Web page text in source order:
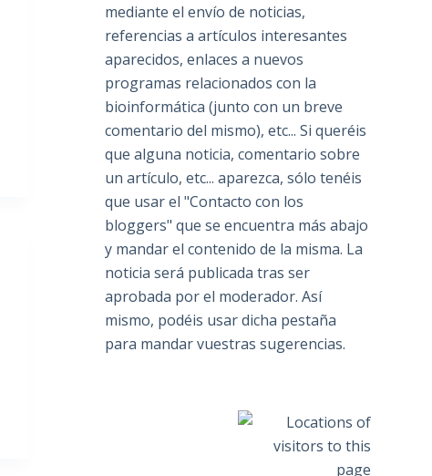
mediante el envío de noticias,
referencias a artículos interesantes
aparecidos, enlaces a nuevos
programas relacionados con la
bioinformática (junto con un breve
comentario del mismo), etc... Si queréis
que alguna noticia, comentario sobre
un artículo, etc... aparezca, sólo tenéis
que usar el "Contacto con los
bloggers" que se encuentra más abajo
y mandar el contenido de la misma. La
noticia será publicada tras ser
aprobada por el moderador. Así
mismo, podéis usar dicha pestaña
para mandar vuestras sugerencias.